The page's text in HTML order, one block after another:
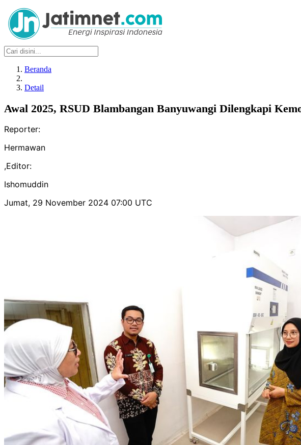
Beranda
Detail
Awal 2025, RSUD Blambangan Banyuwangi Dilengkapi
Reporter:
Hermawan
,Editor:
Ishomuddin
Jumat, 29 November 2024 07:00 UTC